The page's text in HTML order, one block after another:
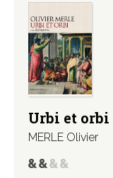
Urbi et orbi
MERLE Olivier